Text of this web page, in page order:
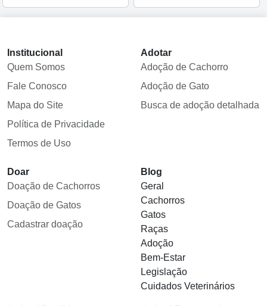
Institucional
Quem Somos
Fale Conosco
Mapa do Site
Política de Privacidade
Termos de Uso
Adotar
Adoção de Cachorro
Adoção de Gato
Busca de adoção detalhada
Doar
Doação de Cachorros
Doação de Gatos
Cadastrar doação
Blog
Geral
Cachorros
Gatos
Raças
Adoção
Bem-Estar
Legislação
Cuidados Veterinários